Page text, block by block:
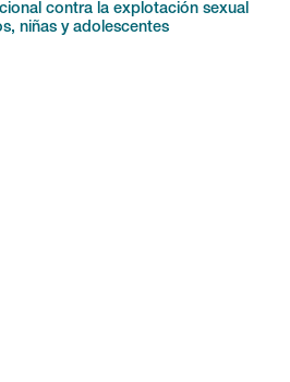
contra la explotación sexual
niñas y adolescentes